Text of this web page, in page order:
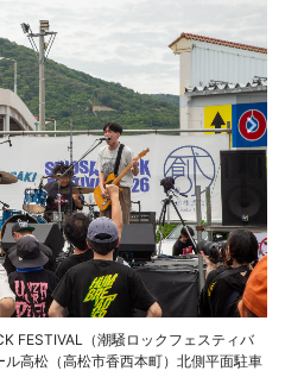
FESTIVAL（潮騒ロックフェスティバ
高松（高松市香西本町）北側平面駐車